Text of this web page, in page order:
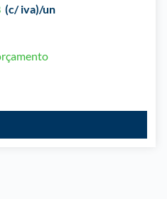
(c/ iva)/un